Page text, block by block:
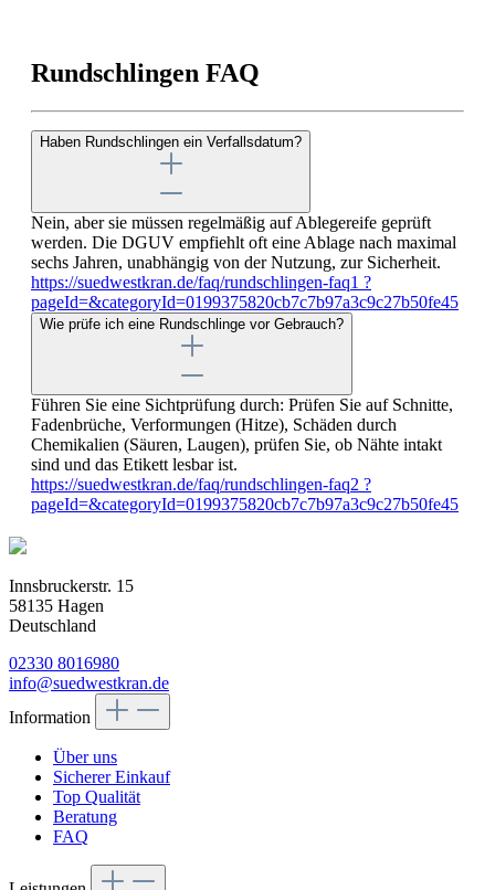
Rundschlingen FAQ
Haben Rundschlingen ein Verfallsdatum?
Nein, aber sie müssen regelmäßig auf Ablegereife geprüft
werden. Die DGUV empfiehlt oft eine Ablage nach maximal
sechs Jahren, unabhängig von der Nutzung, zur Sicherheit.
https://suedwestkran.de/faq/rundschlingen-faq1 ?
pageId=&categoryId=0199375820cb7c7b97a3c9c27b50fe45
Wie prüfe ich eine Rundschlinge vor Gebrauch?
Führen Sie eine Sichtprüfung durch: Prüfen Sie auf Schnitte,
Fadenbrüche, Verformungen (Hitze), Schäden durch
Chemikalien (Säuren, Laugen), prüfen Sie, ob Nähte intakt
sind und das Etikett lesbar ist.
https://suedwestkran.de/faq/rundschlingen-faq2 ?
pageId=&categoryId=0199375820cb7c7b97a3c9c27b50fe45
Innsbruckerstr. 15
58135 Hagen
Deutschland
02330 8016980
info@suedwestkran.de
Information
Über uns
Sicherer Einkauf
Top Qualität
Beratung
FAQ